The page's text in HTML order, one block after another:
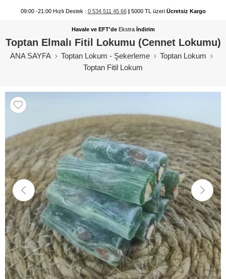
09:00 -21:00 Hızlı Destek : 0 534 511 45 66 |5000 TL üzeri Ücretsiz Kargo
Havale ve EFT'de Ekstraİndirim
Toptan Elmalı Fitil Lokumu (Cennet Lokumu)
ANA SAYFA Toptan Lokum - Şekerleme
Toptan Lokum
Toptan Fitil Lokum